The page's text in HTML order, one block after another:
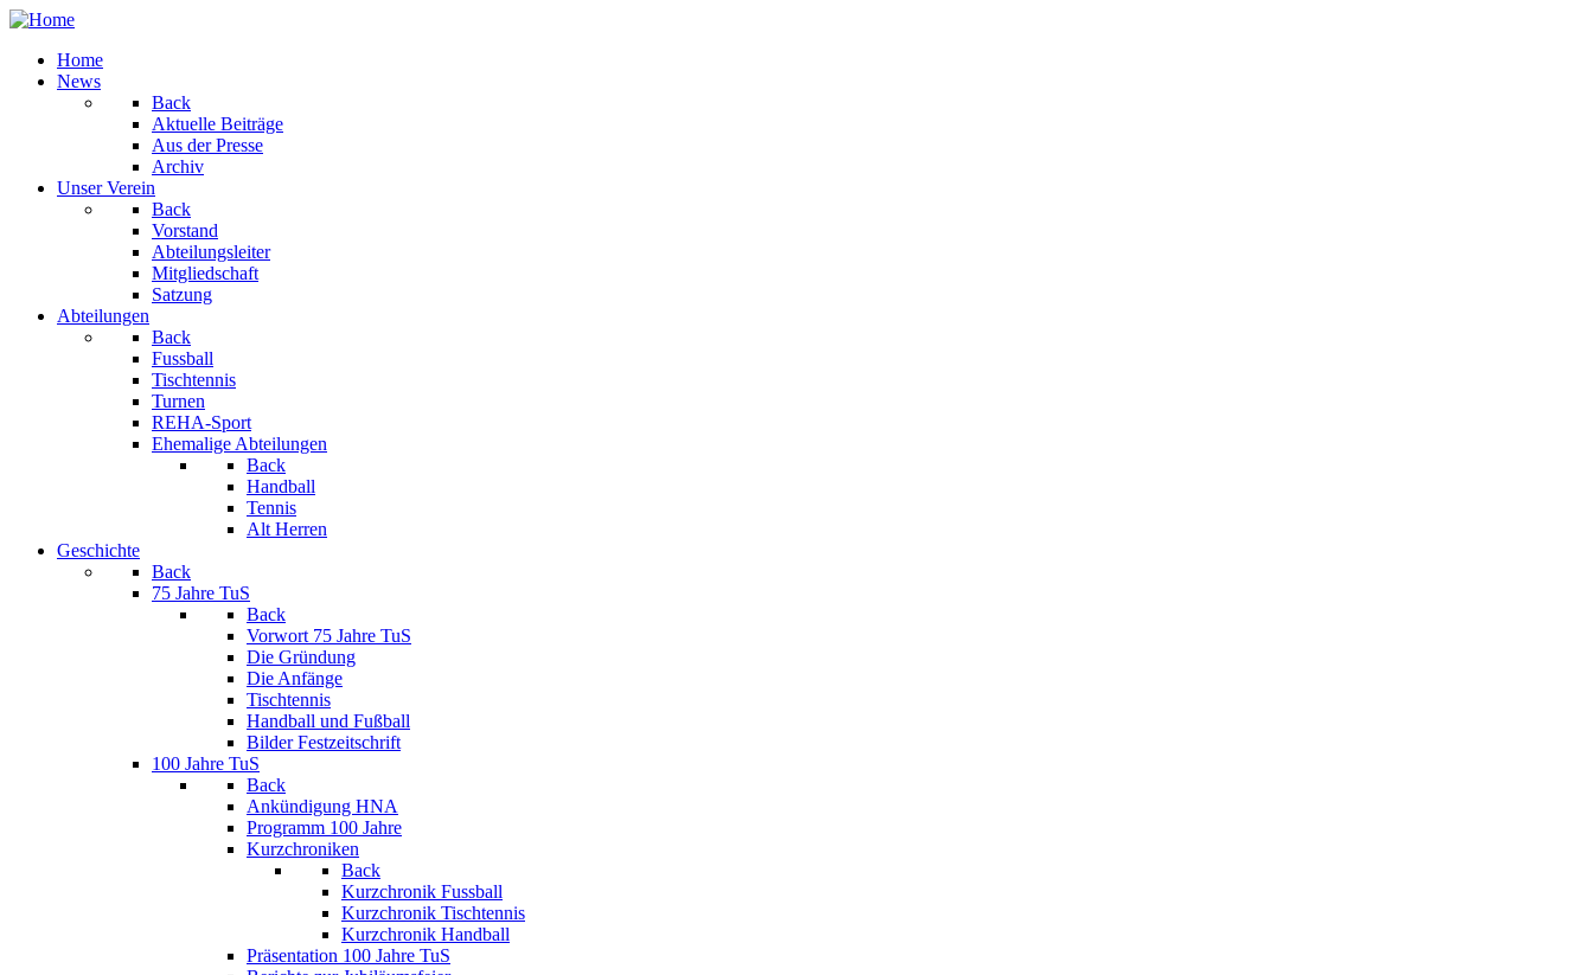
Home
News
Back
Aktuelle Beiträge
Aus der Presse
Archiv
Unser Verein
Back
Vorstand
Abteilungsleiter
Mitgliedschaft
Satzung
Abteilungen
Back
Fussball
Tischtennis
Turnen
REHA-Sport
Ehemalige Abteilungen
Back
Handball
Tennis
Alt Herren
Geschichte
Back
75 Jahre TuS
Back
Vorwort 75 Jahre TuS
Die Gründung
Die Anfänge
Tischtennis
Handball und Fußball
Bilder Festzeitschrift
100 Jahre TuS
Back
Ankündigung HNA
Programm 100 Jahre
Kurzchroniken
Back
Kurzchronik Fussball
Kurzchronik Tischtennis
Kurzchronik Handball
Präsentation 100 Jahre TuS